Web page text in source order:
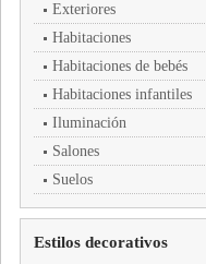
Exteriores
Habitaciones
Habitaciones de bebés
Habitaciones infantiles
Iluminación
Salones
Suelos
Estilos decorativos